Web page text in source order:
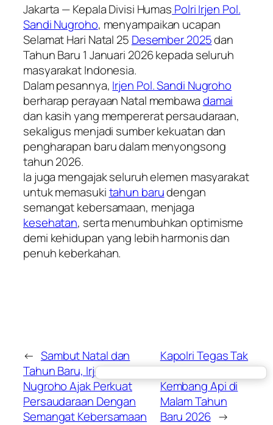
Jakarta — Kepala Divisi Humas Polri Irjen Pol.
Sandi Nugroho, menyampaikan ucapan
Selamat Hari Natal 25 Desember 2025dan
Tahun Baru 1 Januari 2026 kepada seluruh
masyarakat Indonesia.
Dalam pesannya, Irjen Pol. Sandi Nugroho
berharap perayaan Natal membawadamai
dan kasih yang mempererat persaudaraan,
sekaligus menjadi sumber kekuatan dan
pengharapan baru dalam menyongsong
tahun 2026.
Ia juga mengajak seluruh elemen masyarakat
untuk memasukitahun barudengan
semangat kebersamaan, menjaga
kesehatan, serta menumbuhkan optimisme
demi kehidupan yang lebih harmonis dan
penuh keberkahan.
← Sambut Natal dan
Tahun Baru, Irjen Sandi
Nugroho Ajak Perkuat
Persaudaraan Dengan
Semangat Kebersamaan
Kapolri Tegas Tak
Izinkan Pesta
Kembang Api di
Malam Tahun
Baru 2026 →